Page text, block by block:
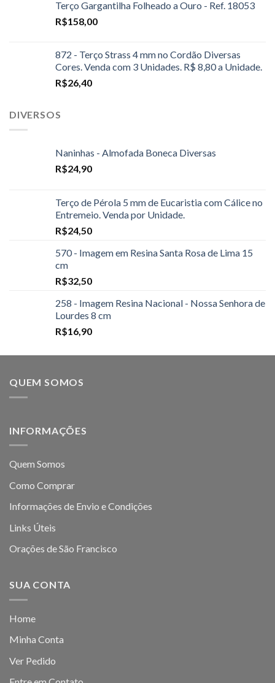
Terço Gargantilha Folheado a Ouro - Ref. 18053
R$158,00
872 - Terço Strass 4 mm no Cordão Diversas
Cores. Venda com 3 Unidades. R$ 8,80 a Unidade.
R$26,40
DIVERSOS
Naninhas - Almofada Boneca Diversas
R$24,90
Terço de Pérola 5 mm de Eucaristia com Cálice no
Entremeio. Venda por Unidade.
R$24,50
570 - Imagem em Resina Santa Rosa de Lima 15
cm
R$32,50
258 - Imagem Resina Nacional - Nossa Senhora de
Lourdes 8 cm
R$16,90
QUEM SOMOS
INFORMAÇÕES
Quem Somos
Como Comprar
Informações de Envio e Condições
Links Úteis
Orações de São Francisco
SUA CONTA
Home
Minha Conta
Ver Pedido